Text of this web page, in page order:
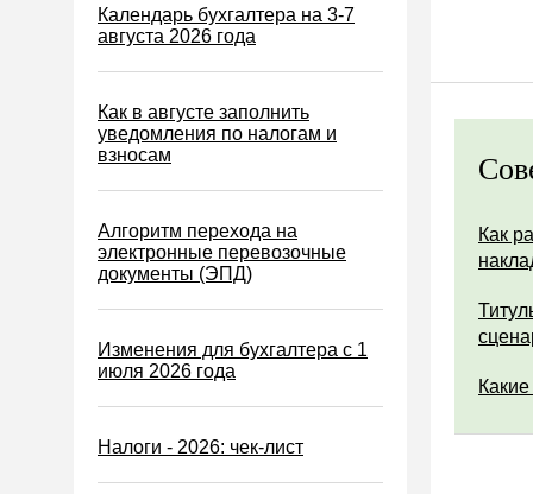
Налог на игорный бизнес
Акцизы
Возврат и зачет налогов
Налоговые проверки
Статистика
Самозанятые
Банк
Онлайн-кассы ККТ ККМ
Календарь бухгалтера на 3-7
августа 2026 года
Как в августе заполнить
уведомления по налогам и
взносам
Алгоритм перехода на
электронные перевозочные
документы (ЭПД)
Изменения для бухгалтера с 1
июля 2026 года
Налоги - 2026: чек-лист
Как